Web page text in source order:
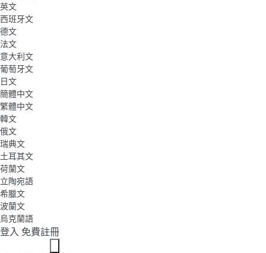
英文
西班牙文
德文
法文
意大利文
葡萄牙文
日文
簡體中文
繁體中文
韓文
俄文
瑞典文
土耳其文
荷蘭文
立陶宛語
希臘文
波蘭文
烏克蘭語
登入 免費註冊